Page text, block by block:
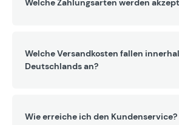
Welche Zahlungsarten werden
Welche Versandkosten fallen
Deutschlands an?
Wie erreiche ich den Kundenservice?